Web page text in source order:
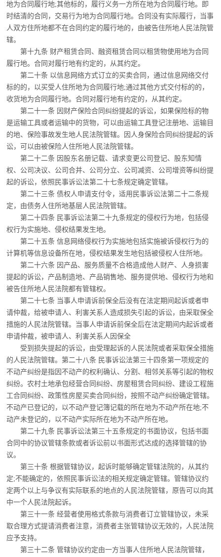
地为合同履行地;其他标的，履行义务一方所在地为合同履行地。即
时结清的合同，交易行为地为合同履行地。合同没有实际履行，当事
人双方住所地都不在合同约定的履行地的，由被告住所地人民法院管
辖。
第十九条 财产租赁合同、融资租赁合同以租赁物使用地为合同
履行地。合同对履行地有约定的，从其约定。
第二十条 以信息网络方式订立的买卖合同，通过信息网络交付
标的的，以买受人住所地为合同履行地;通过其他方式交付标的的，
收货地为合同履行地。合同对履行地有约定的，从其约定。
第二十一条 因财产保险合同纠纷提起的诉讼，如果保险标的物
是运输工具或者运输中的货物，可以由运输工具登记注册地、运输目
的地、保险事故发生地人民法院管辖。因人身保险合同纠纷提起的诉
讼，可以由被保险人住所地人民法院管辖。
第二十二条 因股东名册记载、请求变更公司登记、股东知情
权、公司决议、公司合并、 公司分立、公司减资、公司增资等纠纷提
起的诉讼，依照民事诉讼法第二十七条规定确定管辖。
第二十三条 债权人申请支付令，适用民事诉讼法第二十二条规
定，由债务人住所地基层人民法院管辖。
第二十四条 民事诉讼法第二十九条规定的侵权行为地，包括侵
权行为实施地、侵权结果发生地。
第二十五条 信息网络侵权行为实施地包括实施被诉侵权行为的
计算机等信息设备所在地，侵权结果发生地包括被侵权人住所地。
第二十六条 因产品、服务质量不合格造成他人财产、人身损害
提起的诉讼，产品制造地、产品销售地、服务提供地、侵权行为地和
被告住所地人民法院都有管辖权。
第二十七条 当事人申请诉前保全后没有在法定期间起诉或者申
请仲裁，给被申请人、利害关系人造成损失引起的诉讼，由采取保全
措施的人民法院管辖。当事人申请诉前保全后在法定期间内起诉或者
申请仲裁，被申请人、利害关系人因保全
受到损失提起的诉讼，由受理起诉的人民法院或者采取保全措施
的人民法院管辖。 第二十八条 民事诉讼法第三十四条第一项规定的
不动产纠纷是指因不动产的权利确认、分割、相邻关系等引起的物权
纠纷。农村土地承包经营合同纠纷、房屋租赁合同纠纷、建设工程施
工合同纠纷、政策性房屋买卖合同纠纷，按照不动产纠纷确定管辖。
不动产已登记的，以不动产登记簿记载的所在地为不动产所在地;不
动产未登记的，以不动产实际所在地为不动产所在地。
第二十九条 民事诉讼法第三十五条规定的书面协议，包括书面
合同中的协议管辖条款或者诉讼前以书面形式达成的选择管辖的协
议。
第三十条 根据管辖协议，起诉时能够确定管辖法院的，从其约
定;不能确定的，依照民事诉讼法的相关规定确定管辖。管辖协议约
定两个以上与争议有实际联系的地点的人民法院管辖，原告可以向其
中一个人民法院起诉。
第三十一条 经营者使用格式条款与消费者订立管辖协议，未采
取合理方式提请消费者注意，消费者主张管辖协议无效的，人民法院
应予支持。
第三十二条 管辖协议约定由一方当事人住所地人民法院管辖，